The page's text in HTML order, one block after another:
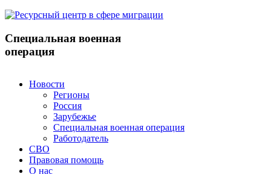
Специальная военная
операция
Новости
Регионы
Россия
Зарубежье
Специальная военная операция
Работодатель
СВО
Правовая помощь
О нас